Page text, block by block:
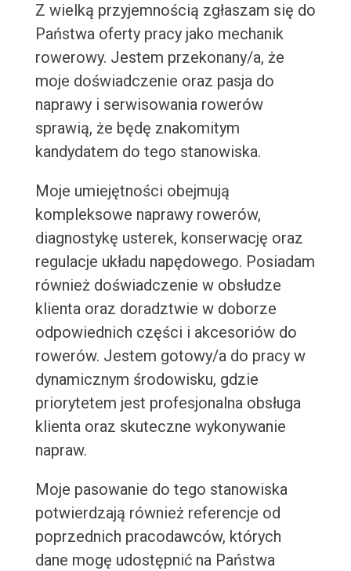
Z wielką przyjemnością zgłaszam się do
Państwa oferty pracy jako mechanik
rowerowy. Jestem przekonany/a, że
moje doświadczenie oraz pasja do
naprawy i serwisowania rowerów
sprawią, że będę znakomitym
kandydatem do tego stanowiska.
Moje umiejętności obejmują
kompleksowe naprawy rowerów,
diagnostykę usterek, konserwację oraz
regulacje układu napędowego. Posiadam
również doświadczenie w obsłudze
klienta oraz doradztwie w doborze
odpowiednich części i akcesoriów do
rowerów. Jestem gotowy/a do pracy w
dynamicznym środowisku, gdzie
priorytetem jest profesjonalna obsługa
klienta oraz skuteczne wykonywanie
napraw.
Moje pasowanie do tego stanowiska
potwierdzają również referencje od
poprzednich pracodawców, których
dane mogę udostępnić na Państwa